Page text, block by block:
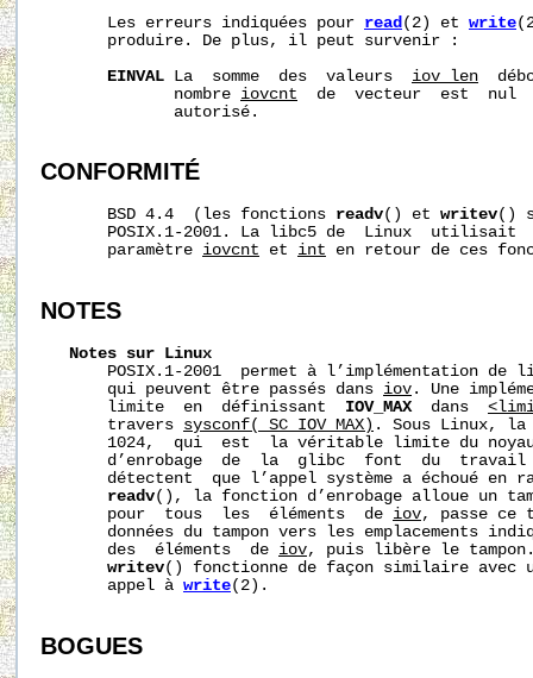
       Les erreurs indiquées pour
read (2) et write
       produire. De plus, il peut survenir :
EINVAL La  somme  des  valeurs iov_len
              nombre
iovcnt
de  vecteur  est  nul
              autorisé.
CONFORMITÉ
       BSD 4.4  (les fonctions
readv() et writev()
POSIX.1-2001. La libc5 de  Linux
       paramètre
iovcnt et int en retour de ces
NOTES
Notes sur
Linux
POSIX.1-2001  permet à l’implémentation de
       qui peuvent être passés dans
iov . Une
       limite  en  définissant
IOV_MAX
  dans
       travers
sysconf(_SC_IOV_MAX) . Sous Linux,
1024,  qui  est  la véritable limite du
d’enrobage  de  la  glibc  font  du
détectent  que l’appel système a échoué en
readv(), la fonction d’enrobage alloue un
       pour  tous  les  éléments  de
iov, passe ce
données du tampon vers les emplacements
       des  éléments  de
iov, puis libère le tampon.
writev() fonctionne de façon similaire avec
       appel à
write(2).
BOGUES